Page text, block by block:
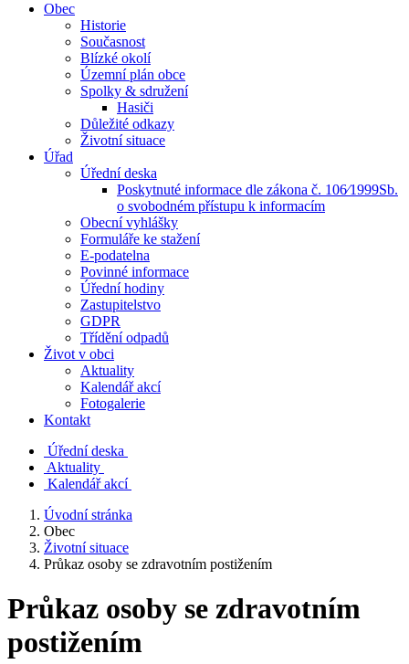
Obec
Historie
Současnost
Blízké okolí
Územní plán obce
Spolky & sdružení
Hasiči
Důležité odkazy
Životní situace
Úřad
Úřední deska
Poskytnuté informace dle zákona č. 106⁄1999Sb.
o svobodném přístupu k informacím
Obecní vyhlášky
Formuláře ke stažení
E-podatelna
Povinné informace
Úřední hodiny
Zastupitelstvo
GDPR
Třídění odpadů
Život v obci
Aktuality
Kalendář akcí
Fotogalerie
Kontakt
Úřední deska
Aktuality
Kalendář akcí
Úvodní stránka
Obec
Životní situace
Průkaz osoby se zdravotním postižením
Průkaz osoby se zdravotním
postižením